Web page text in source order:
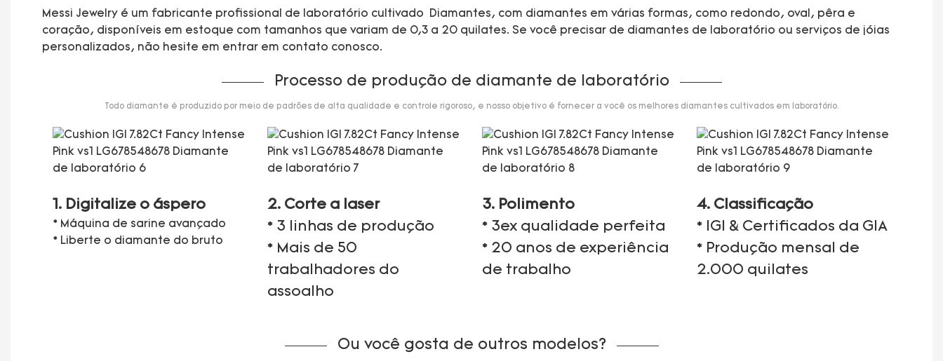
Messi Jewelry é um fabricante profissional de laboratório cultivado Diamantes, com diamantes em várias formas, como redondo, oval, pêra e
coração, disponíveis em estoque com tamanhos que variam de 0,3 a 20 quilates. Se você precisar de diamantes de laboratório ou serviços de jóias
personalizados, não hesite em entrar em contato conosco.
Processo de produção de diamante de laboratório
Todo diamante é produzido por meio de padrões de alta qualidade e controle rigoroso, e nosso objetivo é fornecer a você os melhores diamantes cultivados em laboratório.
1. Digitalize o áspero
* Máquina de sarine avançado
* Liberte o diamante do bruto
2. Corte a laser
* 3 linhas de produção
* Mais de 50
trabalhadores do
assoalho
3. Polimento
* 3ex qualidade perfeita
* 20 anos de experiência
de trabalho
4. Classificação
* IGI & Certificados da GIA
* Produção mensal de
2.000 quilates
Ou você gosta de outros modelos?